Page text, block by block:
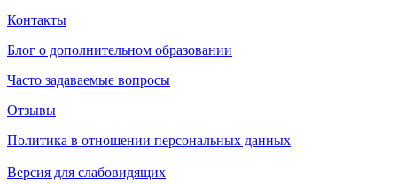
Контакты
Блог о дополнительном образовании
Часто задаваемые вопросы
Отзывы
Политика в отношении персональных данных
Версия для слабовидящих